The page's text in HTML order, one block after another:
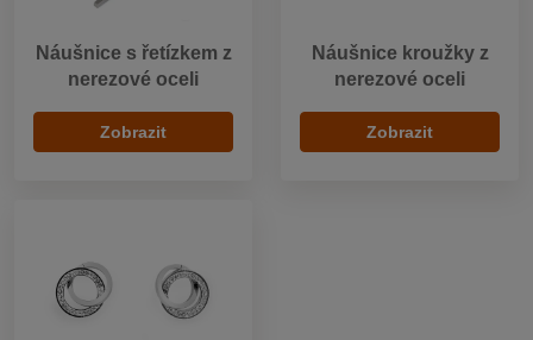
Náušnice s řetízkem z
nerezové oceli
Zobrazit
Náušnice kroužky z
nerezové oceli
Zobrazit